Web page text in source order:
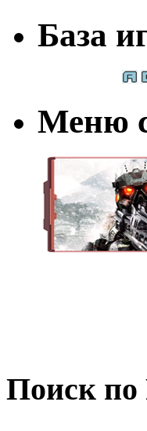
База
Меню
Поиск по